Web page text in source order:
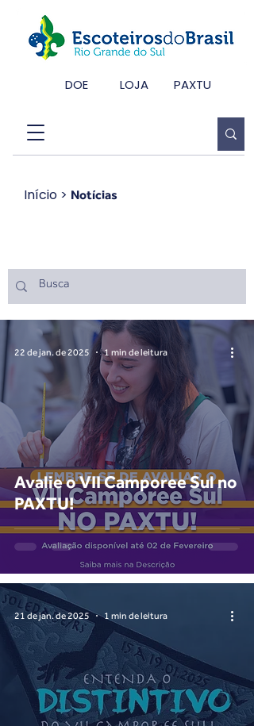
DOE LOJA PAXTU
Início > Notícias
Avalie o VII Camporee Sul no
PAXTU!
22 de jan. de 2025 1 min de leitura
21 de jan. de 2025 1 min de leitura